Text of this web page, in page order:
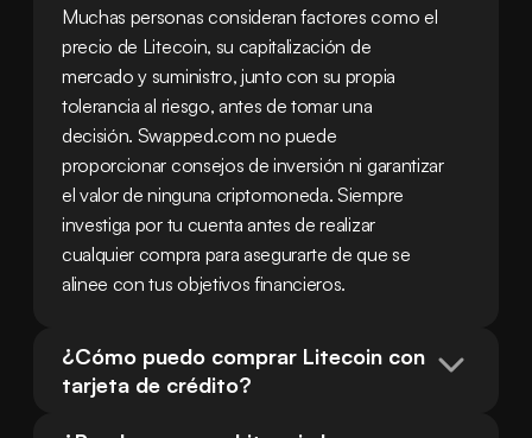
Muchas personas consideran factores como el
precio de Litecoin, su capitalización de
mercado y suministro, junto con su propia
tolerancia al riesgo, antes de tomar una
decisión. Swapped.com no puede
proporcionar consejos de inversión ni garantizar
el valor de ninguna criptomoneda. Siempre
investiga por tu cuenta antes de realizar
cualquier compra para asegurarte de que se
alinee con tus objetivos financieros.
¿Cómo puedo comprar Litecoin con
tarjeta de crédito?